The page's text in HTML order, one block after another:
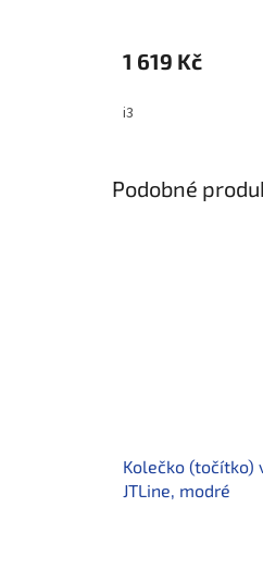
1 619 Kč
i3
Podobné
Kolečko (točítko)
JTLine, modré